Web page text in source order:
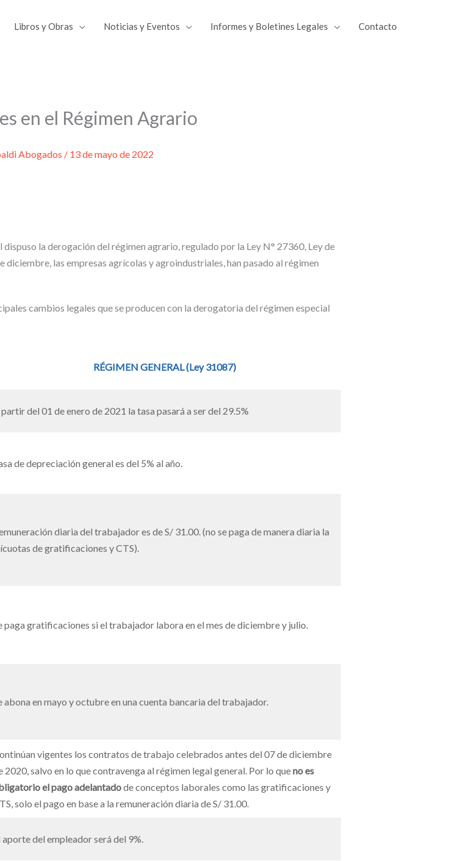
Libros y Obras Noticias y Eventos Informes y Boletines Legales Contacto
en el Régimen Agrario
Abogados / 13 de mayo de 2022
dispuso la derogación del régimen agrario, regulado por la Ley N° 27360, Ley de
las empresas agrícolas y agroindustriales, han pasado al régimen
cambios legales que se producen con la derogatoria del régimen especial
RÉGIMEN GENERAL(Ley 31087)
del 01 de enero de 2021 la tasa pasará a ser del 29.5%
de depreciación general es del 5% al año.
diaria del trabajador es de S/ 31.00. (no se paga de manera diaria la
de gratificaciones y CTS).
paga gratificaciones si el trabajador labora en el mes de diciembre y julio.
abona en mayo y octubre en una cuenta bancaria del trabajador.
vigentes los contratos de trabajo celebrados antes del 07 de diciembre
2020, salvo en lo que contravenga al régimen legal general. Por lo queno es
el pago adelantadode conceptos laborales como las gratificaciones y
solo el pago en base a la remuneración diaria de S/ 31.00.
aporte del empleador será del 9%.
Compartir
en
Compartir
en